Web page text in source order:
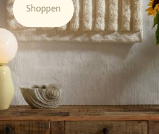
Shoppen